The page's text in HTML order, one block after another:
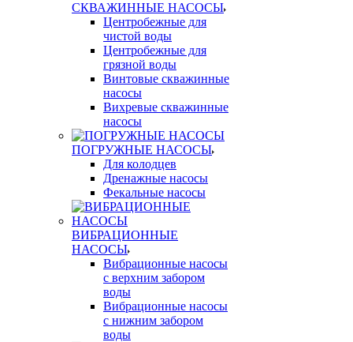
СКВАЖИННЫЕ НАСОСЫ
Центробежные для
чистой воды
Центробежные для
грязной воды
Винтовые скважинные
насосы
Вихревые скважинные
насосы
ПОГРУЖНЫЕ НАСОСЫ
Для колодцев
Дренажные насосы
Фекальные насосы
ВИБРАЦИОННЫЕ
НАСОСЫ
Вибрационные насосы
с верхним забором
воды
Вибрационные насосы
с нижним забором
воды